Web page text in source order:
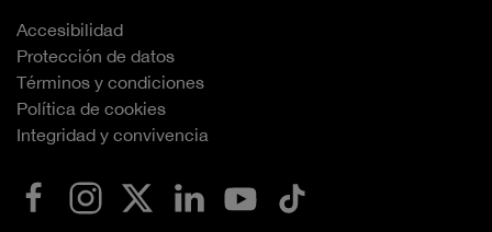
Accesibilidad
Protección de datos
Términos y condiciones
Política de cookies
Integridad y convivencia